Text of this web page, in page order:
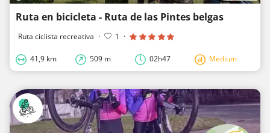
Ruta en bicicleta - Ruta de las Pintes belgas
Ruta ciclista recreativa · 1 ·
41,9 km 509 m 02h47 Medium